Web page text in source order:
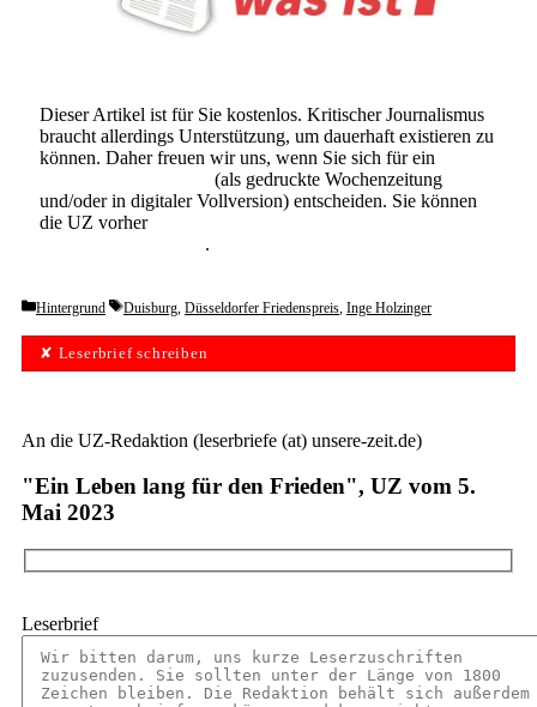
Dieser Artikel ist für Sie kostenlos. Kritischer Journalismus
braucht allerdings Unterstützung, um dauerhaft existieren zu
können. Daher freuen wir uns, wenn Sie sich für ein
(als gedruckte Wochenzeitung
und/oder in digitaler Vollversion) entscheiden. Sie können
die UZ vorher
.
Categories
Hintergrund Tags
Duisburg, Düsseldorfer Friedenspreis, Inge Holzinger
✘ Leserbrief schreiben
An die UZ-Redaktion (leserbriefe (at) unsere-zeit.de)
"Ein Leben lang für den Frieden", UZ vom 5.
Mai 2023
Leserbrief